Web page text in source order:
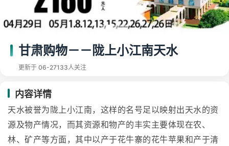
甘肃购物－－陇上小江南天水
更新于 06-27133人关注
内容详情
天水被誉为陇上小江南，这样的名号足以映射出天水的资
源及物产情况，而其资源和物产的丰实主要体现在农、
林、矿产等方面，其中以产于花牛寨的花牛苹果和产于清